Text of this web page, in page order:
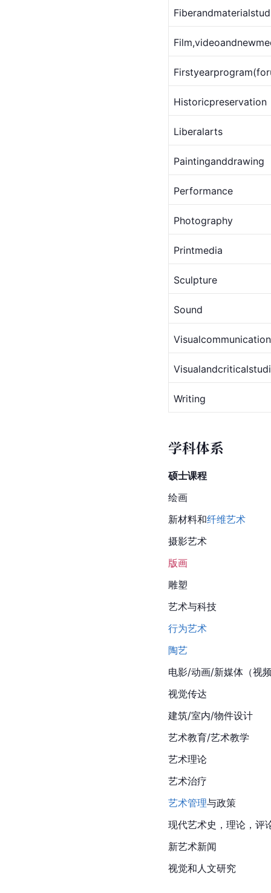
Historicpreservation
Liberalarts
Paintinganddrawing
Performance
Photography
Printmedia
Sculpture
Sound
Visualcommunication
Writing
学科体系
硕士课程
绘画
新材料和纤维艺术
摄影艺术
版画
雕塑
艺术与科技
行为艺术
陶艺
电影/动画/新媒体（视
视觉传达
建筑/室内/物件设计
艺术教育/艺术教学
艺术理论
艺术治疗
艺术管理与政策
现代艺术史，理论，评
新艺术新闻
视觉和人文研究